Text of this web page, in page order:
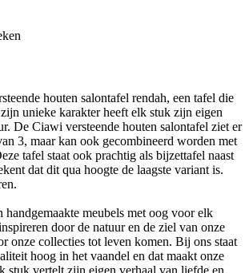
houten salontafel rendah, een tafel die
unieke karakter heeft elk stuk zijn eigen
De Ciawi versteende houten salontafel ziet er
3, maar kan ook gecombineerd worden met
tafel staat ook prachtig als bijzettafel naast
dat dit qua hoogte de laagste variant is.
meubels met oog voor elk
door de natuur en de ziel van onze
onze collecties tot leven komen. Bij ons staat
hoog in het vaandel en dat maakt onze
stuk vertelt zijn eigen verhaal van liefde en